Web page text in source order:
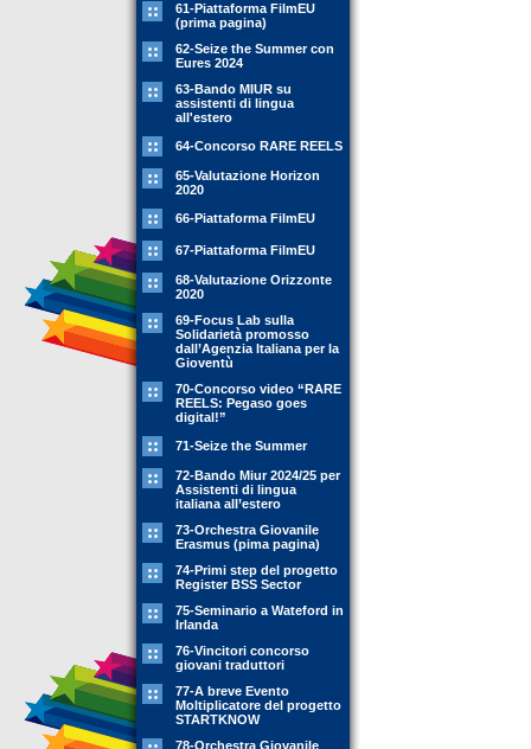
61-Piattaforma FilmEU
(prima pagina)
62-Seize the Summer con
Eures 2024
63-Bando MIUR su
assistenti di lingua
all'estero
64-Concorso RARE REELS
65-Valutazione Horizon
2020
66-Piattaforma FilmEU
67-Piattaforma FilmEU
68-Valutazione Orizzonte
2020
69-Focus Lab sulla
Solidarietà promosso
dall’Agenzia Italiana per la
Gioventù
70-Concorso video “RARE
REELS: Pegaso goes
digital!”
71-Seize the Summer
72-Bando Miur 2024/25 per
Assistenti di lingua
italiana all’estero
73-Orchestra Giovanile
Erasmus (pima pagina)
74-Primi step del progetto
Register BSS Sector
75-Seminario a Wateford in
Irlanda
76-Vincitori concorso
giovani traduttori
77-A breve Evento
Moltiplicatore del progetto
STARTKNOW
78-Orchestra Giovanile